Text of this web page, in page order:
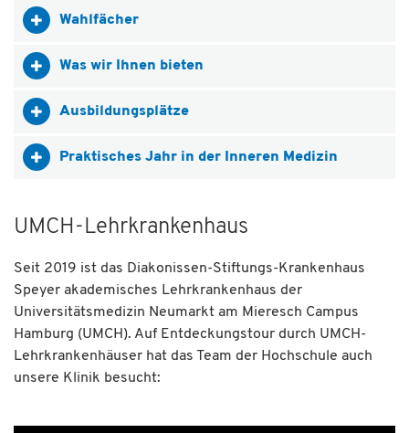
Wahlfächer
Was wir Ihnen bieten
Ausbildungsplätze
Praktisches Jahr in der Inneren Medizin
UMCH-Lehrkrankenhaus
Seit 2019 ist das Diakonissen-Stiftungs-Krankenhaus
Speyer akademisches Lehrkrankenhaus der
Universitätsmedizin Neumarkt am Mieresch Campus
Hamburg (UMCH). Auf Entdeckungstour durch UMCH-
Lehrkrankenhäuser hat das Team der Hochschule auch
unsere Klinik besucht: